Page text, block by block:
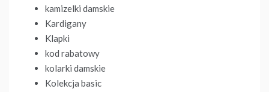
kamizelki damskie
Kardigany
Klapki
kod rabatowy
kolarki damskie
Kolekcja basic